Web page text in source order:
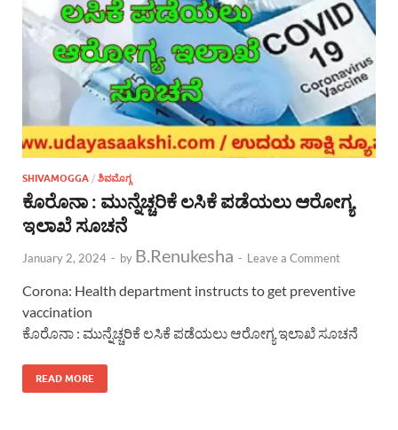
SHIVAMOGGA / ಶಿವಮೊಗ್ಗ
ಕೊರೊನಾ : ಮುನ್ನೆಚ್ಚರಿಕೆ ಲಸಿಕೆ ಪಡೆಯಲು ಆರೋಗ್ಯ
ಇಲಾಖೆ ಸೂಚನೆ
January 2, 2024 - by B.Renukesha - Leave a Comment
Corona: Health department instructs to get preventive
vaccination
ಕೊರೊನಾ : ಮುನ್ನೆಚ್ಚರಿಕೆ ಲಸಿಕೆ ಪಡೆಯಲು ಆರೋಗ್ಯ ಇಲಾಖೆ ಸೂಚನೆ
READ MORE